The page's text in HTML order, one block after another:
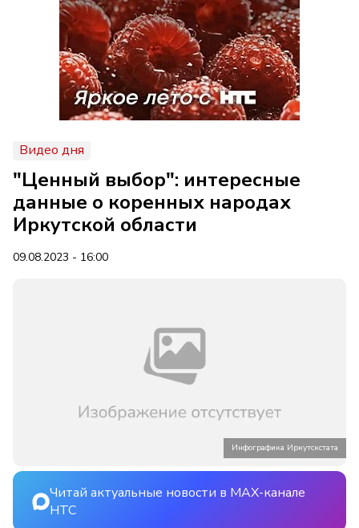
Видео дня
"Ценный выбор": интересные
данные о коренных народах
Иркутской области
09.08.2023 - 16:00
Инфографика Иркутскстата
Читай актуальные новости в MAX-канале
НТС